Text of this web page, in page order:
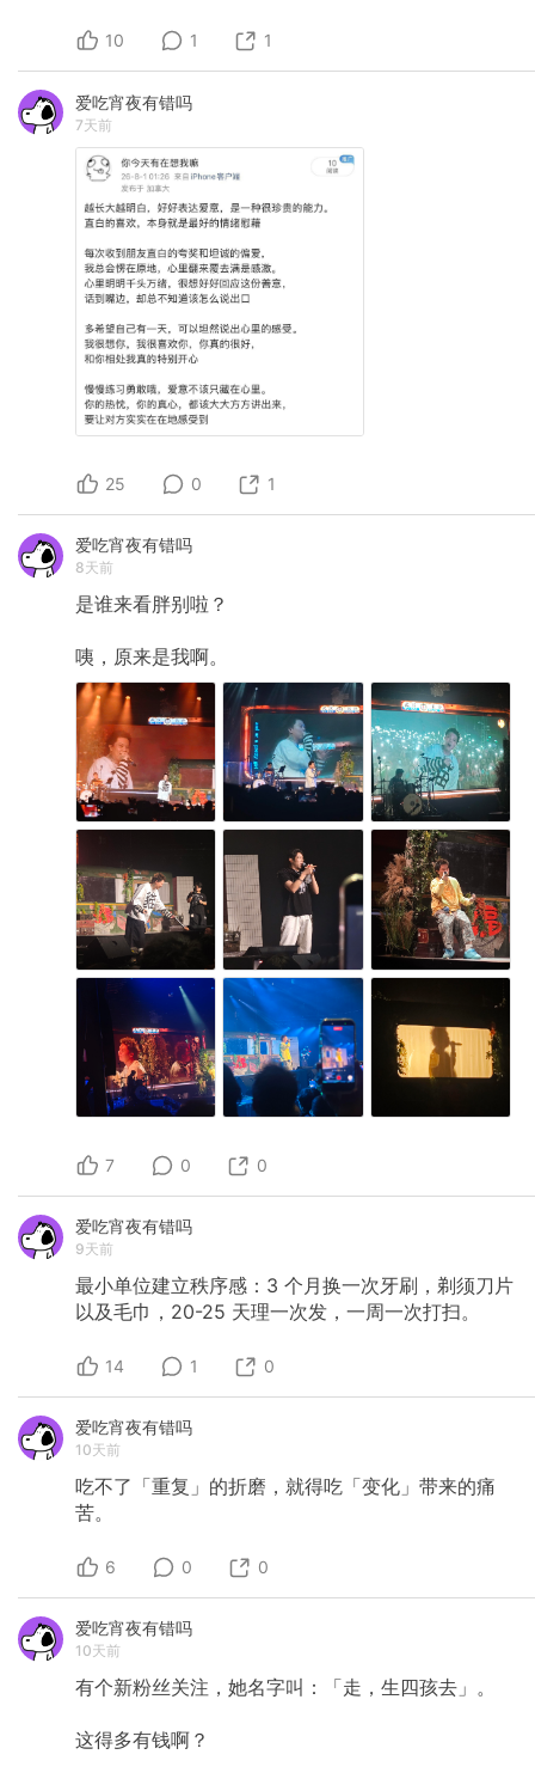
10 1 1
爱吃宵夜有错吗
7天前
25 0 1
爱吃宵夜有错吗
8天前
是谁来看胖别啦？
咦，原来是我啊。
7 0 0
爱吃宵夜有错吗
9天前
最小单位建立秩序感：3 个月换一次牙刷，剃须刀片
以及毛巾，20-25 天理一次发，一周一次打扫。
14 1 0
爱吃宵夜有错吗
10天前
吃不了「重复」的折磨，就得吃「变化」带来的痛
苦。
6 0 0
爱吃宵夜有错吗
10天前
有个新粉丝关注，她名字叫：「走，生四孩去」。
这得多有钱啊？